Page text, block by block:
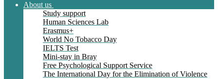
About us
Study support
Human Sciences Lab
Erasmus+
World No Tobacco Day
IELTS Test
Mini-stay in Bray
Free Psychological Support Service
The International Day for the Elimination of Violence